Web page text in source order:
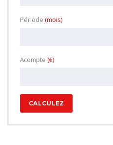
Période (mois)
Acompte (€)
CALCULEZ